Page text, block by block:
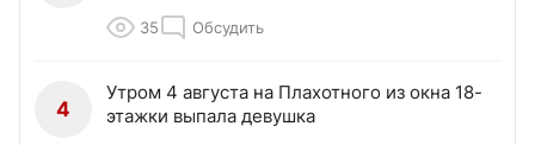
35 Обсудить
4
Утром 4 августа на Плахотного из окна 18-
этажки выпала девушка